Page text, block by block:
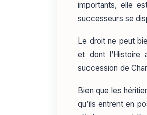
importants, elle
successeurs se
Le droit ne peut
et dont l’Histoire
succession de
Bien que les
qu’ils entrent en